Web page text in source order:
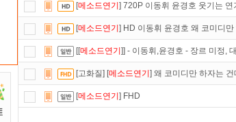
포인트할인쿠폰 사용방법안내
정액제 할인쿠폰 사용방법안내
댓글만 잘써도무료 포인트를 드립니다!
자녀보호기능으로 가족과 함께 투디스크를 이용
출석체크이벤트!매일매일출석체크!
[메소드연기 ] 720P 이동휘 윤경호 웃기는 연
[메소드연기 ] HD 이동휘 윤경호 왜 코미디만
[[메소드연기 ]] - 이동휘,윤경호 - 장르 미정,
[고화질] [메소드연기 ] 왜 코미디만 하자는
[메소드연기 ] FHD